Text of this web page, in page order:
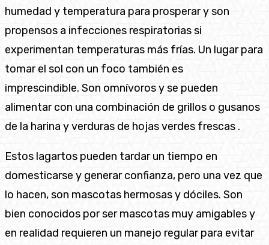
humedad y temperatura para prosperar y son
propensos a infecciones respiratorias si
experimentan temperaturas más frías. Un lugar para
tomar el sol con un foco también es
imprescindible. Son omnívoros y se pueden
alimentar con una combinación de grillos o gusanos
de la harina y verduras de hojas verdes frescas .
Estos lagartos pueden tardar un tiempo en
domesticarse y generar confianza, pero una vez que
lo hacen, son mascotas hermosas y dóciles. Son
bien conocidos por ser mascotas muy amigables y
en realidad requieren un manejo regular para evitar